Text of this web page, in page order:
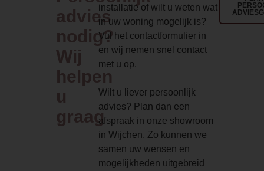
model dat goed tot zijn recht komt in
de betonnen ommanteling heeft de
uitstraling en geeft de kachel
Deze warmte is te vergelijken met de
van binnen een heerlijk warm gevoel
Element Builder for Description
— Please Select —
Fijnstof (mg/Nm3-13% O2)
advies
nodig?
Wij
helpen
u
graag
installatie of wilt u weten wat
in uw woning mogelijk is?
Vul het contactformulier in
en wij nemen snel contact
met u op.
Wilt u liever persoonlijk
advies? Plan dan een
afspraak in onze showroom
in Wijchen. Zo kunnen we
samen uw wensen en
mogelijkheden uitgebreid